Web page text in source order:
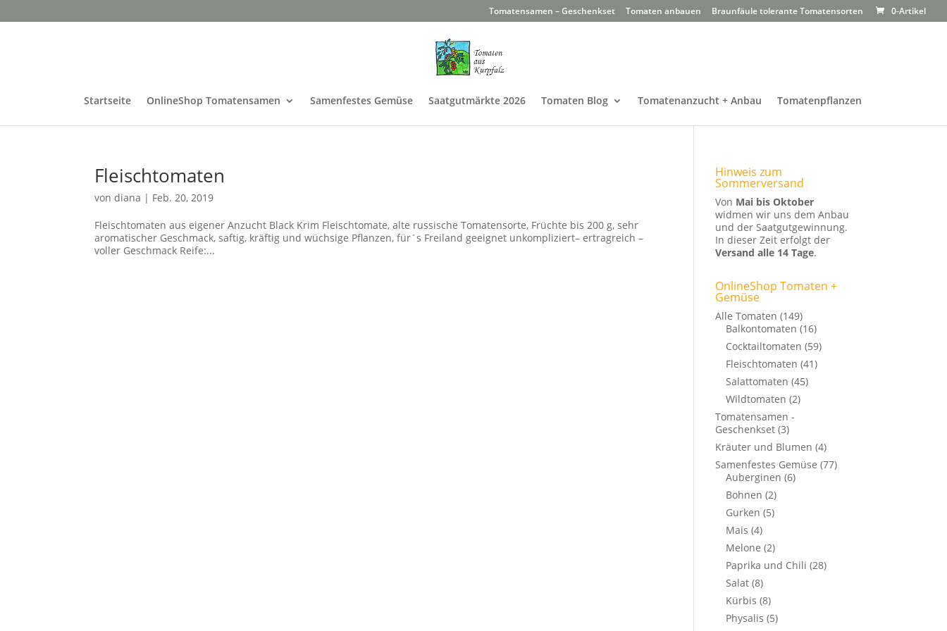
Tomatensamen – Geschenkset Tomaten anbauen Braunfäule tolerante Tomatensorten 0-Artikel
Startseite OnlineShop Tomatensamen Samenfestes Gemüse Saatgutmärkte 2026 Tomaten Blog Tomatenanzucht + Anbau Tomatenpflanzen
Fleischtomaten
vondiana | Feb. 20, 2019
Fleischtomaten aus eigener Anzucht Black Krim Fleischtomate, alte russische Tomatensorte, Früchte bis 200 g, sehr
aromatischer Geschmack, saftig, kräftig und wüchsige Pflanzen, für´s Freiland geeignet unkompliziert– ertragreich –
voller Geschmack Reife:...
Hinweis zum
Sommerversand
Von Mai bis Oktober
widmen wir uns dem Anbau
und der Saatgutgewinnung.
In dieser Zeit erfolgt der
Versand alle 14 Tage.
OnlineShop Tomaten +
Gemüse
Alle Tomaten (149)
Balkontomaten (16)
Cocktailtomaten (59)
Fleischtomaten (41)
Salattomaten (45)
Wildtomaten (2)
Tomatensamen -
Geschenkset (3)
Kräuter und Blumen (4)
Samenfestes Gemüse (77)
Auberginen (6)
Bohnen (2)
Gurken (5)
Mais (4)
Melone (2)
Paprika und Chili (28)
Salat (8)
Kürbis (8)
Physalis (5)